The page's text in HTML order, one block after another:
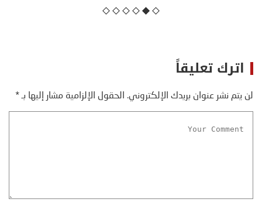
اترك تعليقاً
لن يتم نشر عنوان بريدك الإلكتروني. الحقول الإلزامية مشار إليها بـ*